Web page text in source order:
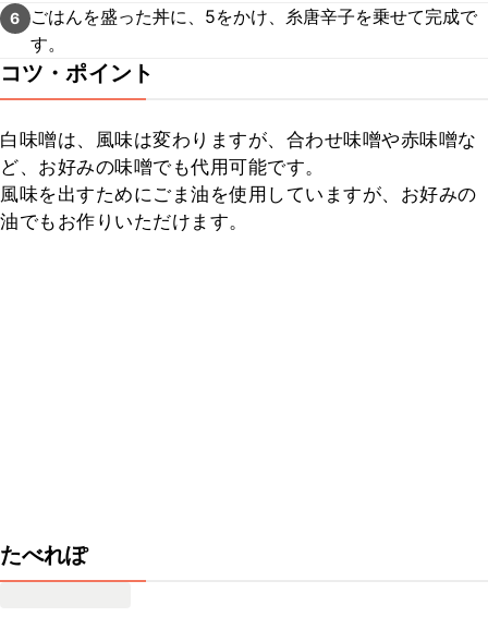
6
ごはんを盛った丼に、5をかけ、糸唐辛子を乗せて完成で
す。
コツ・ポイント
白味噌は、風味は変わりますが、合わせ味噌や赤味噌な
ど、お好みの味噌でも代用可能です。
風味を出すためにごま油を使用していますが、お好みの
油でもお作りいただけます。
たべれぽ